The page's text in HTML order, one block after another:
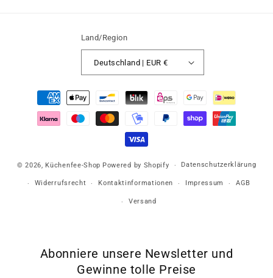
Land/Region
Deutschland | EUR €
Zahlungsmethoden
© 2026, Küchenfee-Shop Powered by Shopify Datenschutzerklärung
Widerrufsrecht Kontaktinformationen Impressum AGB
Versand
Abonniere unsere Newsletter und
Gewinne tolle Preise